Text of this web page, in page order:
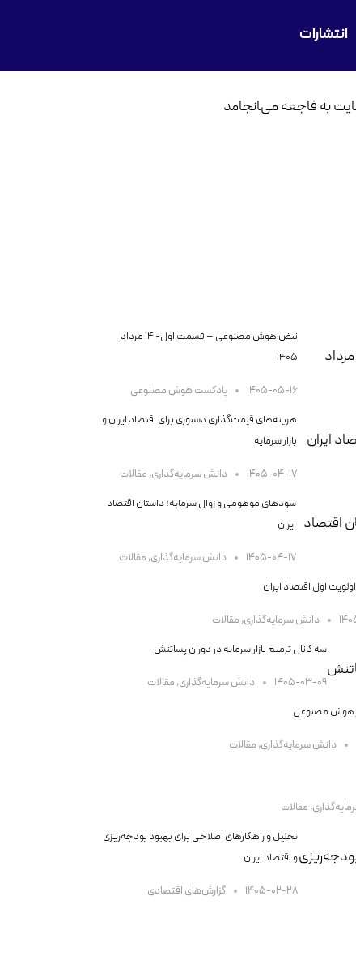
انتشارات
نبض هوش مصنوعی – قسمت اول- ۱۴ مرداد
۱۴۰۵
۱۴۰۵-۰۵-۱۶
پادکست هوش مصنوعی
هزینه‌های قیمت‌گذاری دستوری برای اقتصاد ایران و
بازار سرمایه
۱۴۰۵-۰۴-۱۷ دانش سرمایه‌گذاری, مقالات
سودهای موهومی و زوال سرمایه؛ داستان اقتصاد
ایران
۱۴۰۵-۰۴-۱۷ دانش سرمایه‌گذاری, مقالات
اول اقتصاد ایران
۱۶ دانش سرمایه‌گذاری, مقالات
سه کانال ترمیم بازار سرمایه در دوران پساتنش
۱۴۰۵-۰۳-۰۹ دانش سرمایه‌گذاری, مقالات
هوش مصنوعی
دانش سرمایه‌گذاری, مقالات
, مقالات
تحلیل و راهکارهای اصلاحی برای بهبود بودجه‌ریزی
و اقتصاد ایران
۱۴۰۵-۰۲-۲۸ گزارش‌های اقتصادی